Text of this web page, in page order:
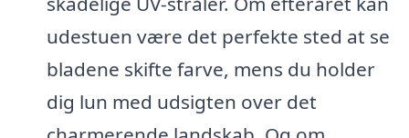
udestuen være det perfekte sted at se
bladene skifte farve, mens du holder
dig lun med udsigten over det